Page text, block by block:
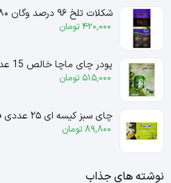
شکلات تلخ ۹۶ درصد وگان ۸۰ گرم پارمیدا – parmida
420,000 تومان
پودر چای ماچا خالص 15 عدد پپتینا – peptina
515,000 تومان
چای سبز کیسه ای ۲۵ عددی فان تایم – fun time
89,800 تومان
نوشته های جذاب